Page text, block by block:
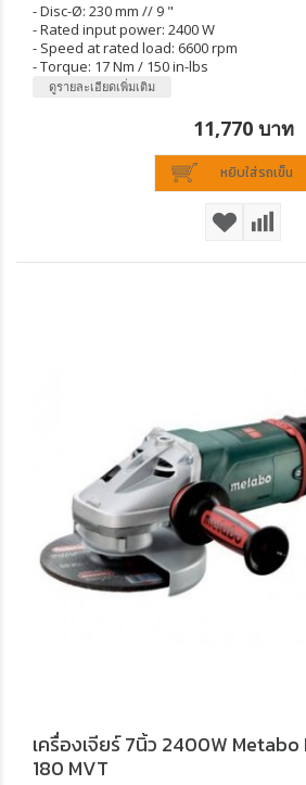
- Disc-Ø: 230 mm // 9 "
- Rated input power: 2400 W
- Speed at rated load: 6600 rpm
- Torque: 17 Nm / 150 in-lbs
ดูรายละเอียดเพิ่มเติม
11,770 บาท
หยิบใส่รถเข็น
เครื่องเจียร์ 7นิ้ว 2400W
180 MVT